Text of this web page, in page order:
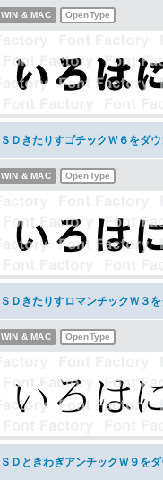
WIN & MAC OpenType
ＳＤきたりすゴチックＷ６をダ
WIN & MAC OpenType
ＳＤきたりすロマンチックＷ３
WIN & MAC OpenType
ＳＤときわぎアンチックＷ９を